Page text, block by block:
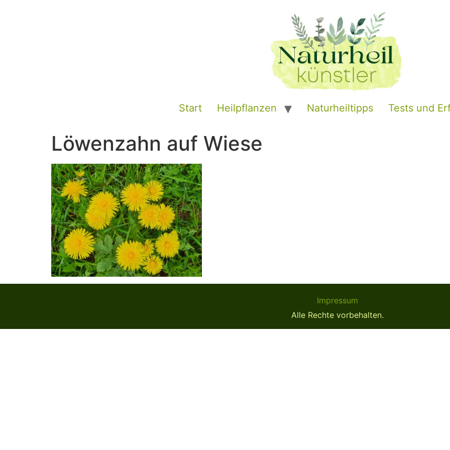
Start Heilpflanzen Naturheiltipps Tests und
Löwenzahn auf Wiese
Impressum
Alle Rechte vorbehalten.